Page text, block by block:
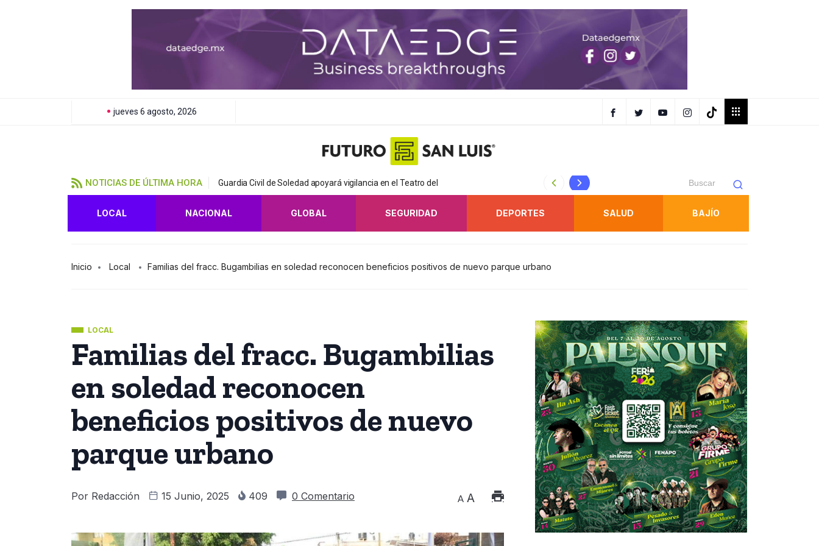
jueves 6 agosto, 2026
NOTICIAS DE ÚLTIMA HORA Guardia Civil de Soledad apoyará vigilancia en el Teatro del Soledad tendrá transporte gratuito hacia la Fenapo del 7 al
LOCAL NACIONAL GLOBAL SEGURIDAD DEPORTES SALUD BAJÍO
Inicio Local Familias del fracc. Bugambilias en soledad reconocen beneficios positivos de nuevo parque urbano
LOCAL
Familias del fracc. Bugambilias
en soledad reconocen
beneficios positivos de nuevo
parque urbano
Por Redacción 15 Junio, 2025 409 0 Comentario A A